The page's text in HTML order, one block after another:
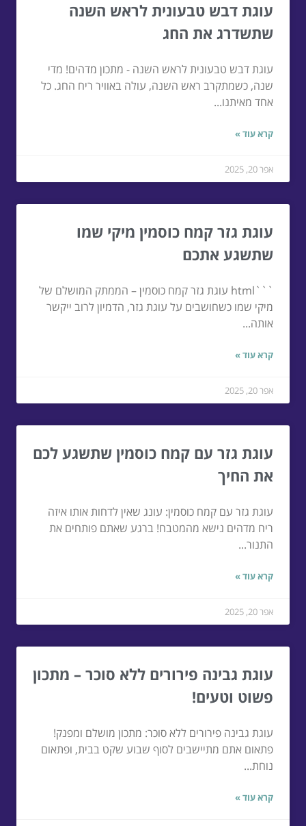
עוגת דבש טבעונית לראש השנה
שתשדרג את החג
עוגת דבש טבעונית לראש השנה - מתכון מדהים! מדי
שנה, כשמתקרב ראש השנה, עולה באוויר ריח החג. כל
אחד מאיתנו...
קרא עוד »
אפר 20, 2025
עוגת גזר קמח כוסמין מיקי שמו
שתשגע אתכם
```html עוגת גזר קמח כוסמין – הממתק המושלם של
מיקי שמו כשחושבים על עוגת גזר, הדמיון לרוב ייקשר
אותה...
קרא עוד »
אפר 20, 2025
עוגת גזר עם קמח כוסמין שתשגע לכם
את החיך
עוגת גזר עם קמח כוסמין: עונג שאין לדחות אותו איזה
ריח מדהים נישא מהמטבח! ברגע שאתם פותחים את
התנור...
קרא עוד »
אפר 20, 2025
עוגת גבינה פירורים ללא סוכר – מתכון
פשוט וטעים!
עוגת גבינה פירורים ללא סוכר: מתכון מושלם ומפנק!
פתאום אתם מתיישבים לסוף שבוע שקט בבית, ופתאום
נוחת...
קרא עוד »